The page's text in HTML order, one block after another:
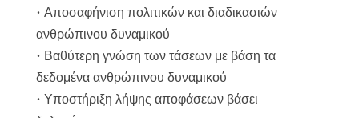
• Αποσαφήνιση πολιτικών και διαδικασιών
ανθρώπινου δυναμικού
• Βαθύτερη γνώση των τάσεων με βάση τα
δεδομένα ανθρώπινου δυναμικού
• Υποστήριξη λήψης αποφάσεων βάσει